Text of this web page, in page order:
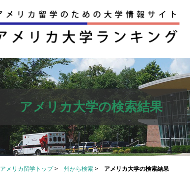
アメリカ大学の検索結果
アメリカ留学トップ > 州から検索 > アメリカ大学の検索結果